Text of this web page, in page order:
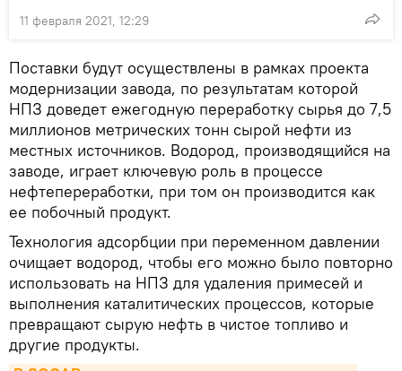
11 февраля 2021, 12:29
Поставки будут осуществлены в рамках проекта
модернизации завода, по результатам которой
НПЗ доведет ежегодную переработку сырья до 7,5
миллионов метрических тонн сырой нефти из
местных источников. Водород, производящийся на
заводе, играет ключевую роль в процессе
нефтепереработки, при том он производится как
ее побочный продукт.
Технология адсорбции при переменном давлении
очищает водород, чтобы его можно было повторно
использовать на НПЗ для удаления примесей и
выполнения каталитических процессов, которые
превращают сырую нефть в чистое топливо и
другие продукты.